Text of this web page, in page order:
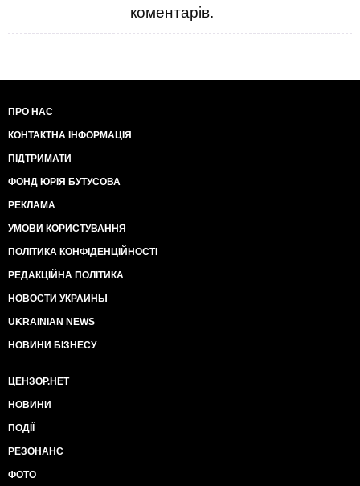
коментарів.
ПРО НАС
КОНТАКТНА ІНФОРМАЦІЯ
ПІДТРИМАТИ
ФОНД ЮРІЯ БУТУСОВА
РЕКЛАМА
УМОВИ КОРИСТУВАННЯ
ПОЛІТИКА КОНФІДЕНЦІЙНОСТІ
РЕДАКЦІЙНА ПОЛІТИКА
НОВОСТИ УКРАИНЫ
UKRAINIAN NEWS
НОВИНИ БІЗНЕСУ
ЦЕНЗОР.НЕТ
НОВИНИ
ПОДІЇ
РЕЗОНАНС
ФОТО